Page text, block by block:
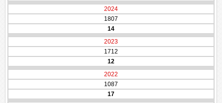
2024
1807
14
2023
1712
12
2022
1087
17